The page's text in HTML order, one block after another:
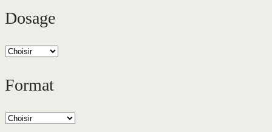
Dosage
Format